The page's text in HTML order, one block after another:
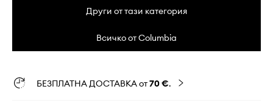
Други от тази категория
Всичко от Columbia
БЕЗПЛАТНА ДОСТАВКА от70 €.